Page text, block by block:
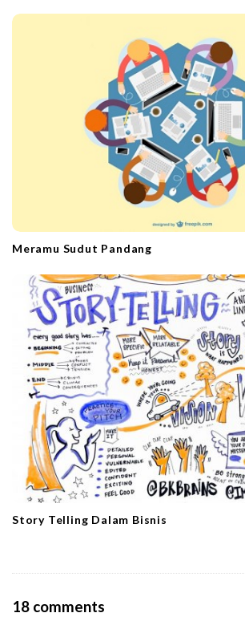
Meramu Sudut Pandang
Story Telling Dalam Bisnis
18 comments